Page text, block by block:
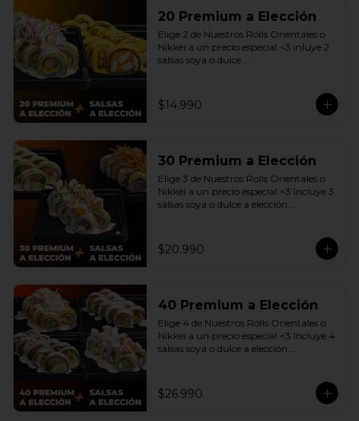
20 Premium a Elección
Elige 2 de Nuestros Rolls Orientales o
Nikkei a un precio especial <3 inluye 2
salsas soya o dulce.
$14.990
30 Premium a Elección
Elige 3 de Nuestros Rolls Orientales o
Nikkei a un precio especial <3 Incluye 3
salsas soya o dulce a elección.
$20.990
40 Premium a Elección
Elige 4 de Nuestros Rolls Orientales o
Nikkei a un precio especial <3 Incluye 4
salsas soya o dulce a elección.
$26.990